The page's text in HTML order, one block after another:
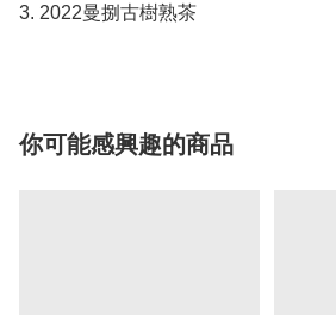
3. 2022曼捌古樹熟茶
你可能感興趣的商品